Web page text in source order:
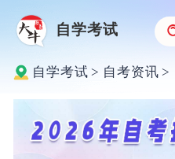
自学考试
自学考试 > 自考资讯 >